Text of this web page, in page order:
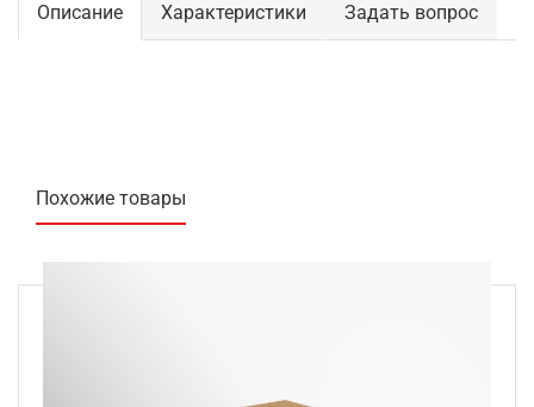
Описание Характеристики Задать вопрос
Похожие товары